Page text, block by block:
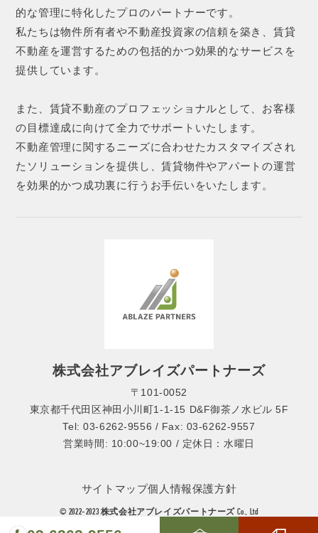
的な管理に特化したプロのパートナーです。
私たちは物件所有者や不動産投資家の信頼を築き、賃貸
不動産を運営するための包括的かつ効果的なサービスを
提供しています。
また、賃貸不動産のプロフェッショナルとして、お客様
の目標達成に向けて全力でサポートいたします。
不動産管理に関するニーズに合わせたカスタマイズされ
たソリューションを提供し、賃貸物件やアパートの運営
を効果的かつ成功裏に行うお手伝いをいたします。
株式会社アブレイズパートナーズ
〒101-0052
東京都千代田区神田小川町1-1-15 D&F御茶ノ水ビル 5F
Tel: 03-6262-9556 / Fax: 03-6262-9557
営業時間: 10:00~19:00 / 定休日：水曜日
© 2022-2023 株式会社アブレイズパートナーズ Co., Ltd
サイトマップ個人情報保護方針